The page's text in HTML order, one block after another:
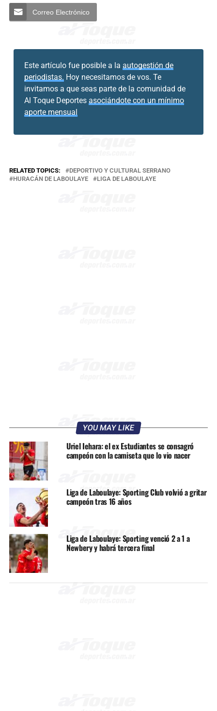
Correo Electrónico
Este artículo fue posible a la autogestión de
periodistas. Hoy necesitamos de vos. Te
invitamos a que seas parte de la comunidad de
Al Toque Deportes asociándote con un mínimo
aporte mensual
RELATED TOPICS:
DEPORTIVO Y CULTURAL SERRANO
HURACÁN DE LABOULAYE
LIGA DE LABOULAYE
YOU MAY LIKE
Uriel Iehara: el ex Estudiantes se consagró
campeón con la camiseta que lo vio nacer
Liga de Laboulaye: Sporting Club volvió a gritar
campeón tras 16 años
Liga de Laboulaye: Sporting venció 2 a 1 a
Newbery y habrá tercera final